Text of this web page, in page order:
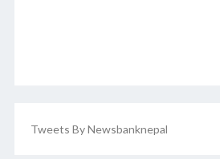
Tweets By Newsbanknepal